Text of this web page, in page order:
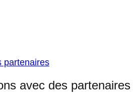
partenaires
avec des partenaires